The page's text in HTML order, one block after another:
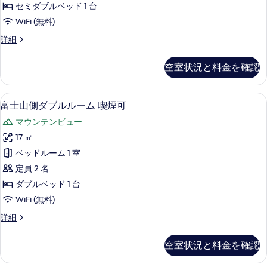
ビ
ュ
ー
べ
て
の
写
真
を
表
示
る
リ
バ
ー
ビ
の
詳
細
シ
グ
ル
ー
ム
禁
煙
の
す
べ
て
の
セミダブルベッド 1 台
WiFi (無料)
詳細
ス
ー
ド
シ
グ
ル
ル
ー
ム
禁
煙
の
詳
細
空室状況と料金を確認
富
士
山
側
ダ
ブ
ル
ー
喫
高級寝具、デスク、遮光カーテン、
2
富士山側ダブルルーム 喫煙可
マウンテンビュー
17 ㎡
ベッドルーム 1 室
定員 2 名
ダブルベッド 1 台
WiFi (無料)
詳細
富
ダ
空室状況と料金を確認